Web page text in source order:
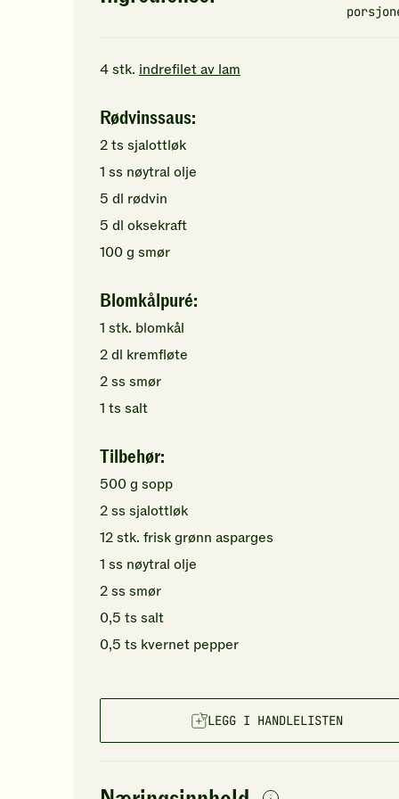
4stk. indrefilet av lam
Rødvinssaus:
2ts sjalottløk
1 ss nøytral olje
5 dl rødvin
5 dl oksekraft
100g smør
Blomkålpuré:
1 stk. blomkål
2dl kremfløte
2ss smør
1 ts salt
Tilbehør:
500g sopp
2ss sjalottløk
12stk. frisk grønn asparges
1 ss nøytral olje
2ss smør
0,5 ts salt
0,5 ts kvernet pepper
LEGG I HANDLELISTEN